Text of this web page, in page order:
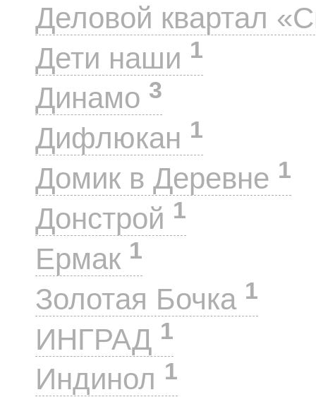
Деловой квартал
Дети наши 1
Динамо 3
Дифлюкан 1
Домик в Деревне 1
Донстрой 1
Ермак 1
Золотая Бочка 1
ИНГРАД 1
Индинол 1